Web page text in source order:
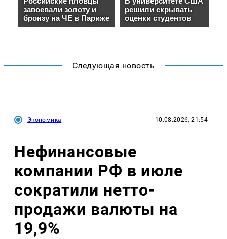
Следующая новость
Экономика 10.08.2026, 21:54
Нефинансовые
компании РФ в июле
сократили нетто-
продажи валюты на
19,9%